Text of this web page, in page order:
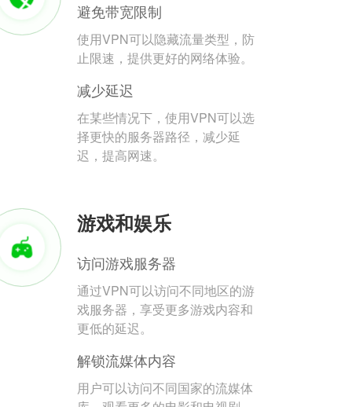
避免带宽限制
使用VPN可以隐藏流量类型，防
止限速，提供更好的网络体验。
减少延迟
在某些情况下，使用VPN可以选
择更快的服务器路径，减少延
迟，提高网速。
游戏和娱乐
访问游戏服务器
通过VPN可以访问不同地区的游
戏服务器，享受更多游戏内容和
更低的延迟。
解锁流媒体内容
用户可以访问不同国家的流媒体